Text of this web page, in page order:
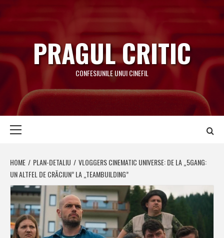
to
content
PRAGUL CRITIC
CONFESIUNILE UNUI CINEFIL
HOME PLAN-DETALIU
VLOGGERS CINEMATIC UNIVERSE: DE LA „5GANG:
UN ALTFEL DE CRĂCIUN” LA „TEAMBUILDING”